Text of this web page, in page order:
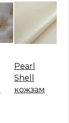
Pearl
Shell
кожзам